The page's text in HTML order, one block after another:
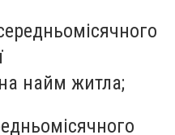
найм житла;